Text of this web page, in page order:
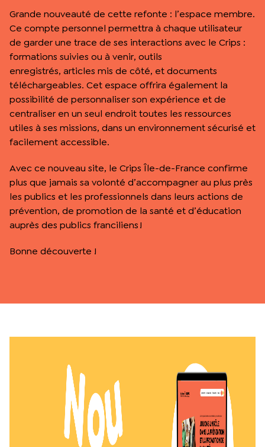
Grande nouveauté de cette refonte : l’espace membre.
Ce compte personnel permettra à chaque utilisateur
de garder une trace de ses interactions avec le Crips :
formations suivies ou à venir, outils
enregistrés, articles mis de côté, et documents
téléchargeables. Cet espace offrira également la
possibilité de personnaliser son expérience et de
centraliser en un seul endroit toutes les ressources
utiles à ses missions, dans un environnement sécurisé et
facilement accessible.
Avec ce nouveau site, le Crips Île-de-France confirme
plus que jamais sa volonté d’accompagner au plus près
les publics et les professionnels dans leurs actions de
prévention, de promotion de la santé et d’éducation
auprès des publics franciliens !
Bonne découverte !